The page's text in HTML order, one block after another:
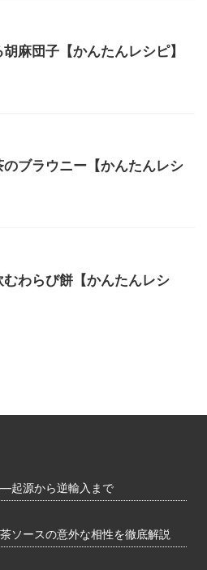
麻団子【かんたんレシピ】
のブラウニー【かんたんレシ
むわらび餅【かんたんレシ
起源から逆輸入まで
ソースの意外な相性を徹底解説